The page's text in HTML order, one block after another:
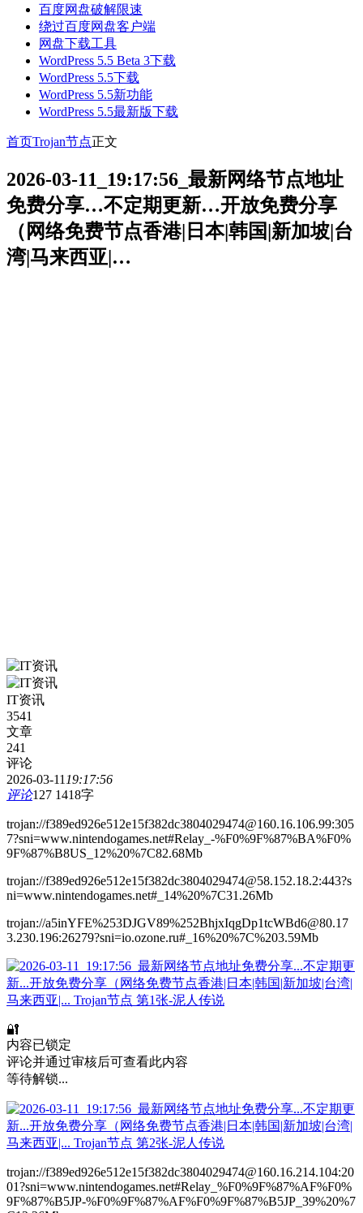
百度网盘破解限速
绕过百度网盘客户端
网盘下载工具
WordPress 5.5 Beta 3下载
WordPress 5.5下载
WordPress 5.5新功能
WordPress 5.5最新版下载
首页Trojan节点正文
2026-03-11_19:17:56_最新网络节点地址
免费分享…不定期更新…开放免费分享
（网络免费节点香港|日本|韩国|新加坡|台
湾|马来西亚|…
IT资讯
3541
文章
241
评论
2026-03-11 19:17:56
评论127 1418字
trojan://f389ed926e512e15f382dc3804029474@160.16.106.99:305
7?sni=www.nintendogames.net#Relay_-%F0%9F%87%BA%F0%
9F%87%B8US_12%20%7C82.68Mb
trojan://f389ed926e512e15f382dc3804029474@58.152.18.2:443?s
ni=www.nintendogames.net#_14%20%7C31.26Mb
trojan://a5inYFE%253DJGV89%252BhjxIqgDp1tcWBd6@80.17
3.230.196:26279?sni=io.ozone.ru#_16%20%7C%203.59Mb
🔐
内容已锁定
评论并通过审核后可查看此内容
等待解锁...
trojan://f389ed926e512e15f382dc3804029474@160.16.214.104:20
01?sni=www.nintendogames.net#Relay_%F0%9F%87%AF%F0%
9F%87%B5JP-%F0%9F%87%AF%F0%9F%87%B5JP_39%20%7